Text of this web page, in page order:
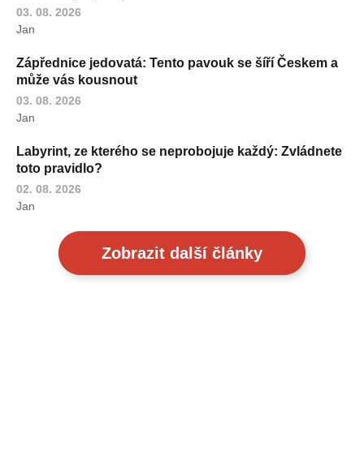
03. 08. 2026
Jan
Zápřednice jedovatá: Tento pavouk se šíří Českem a
může vás kousnout
03. 08. 2026
Jan
Labyrint, ze kterého se neprobojuje každý: Zvládnete
toto pravidlo?
02. 08. 2026
Jan
Zobrazit další články